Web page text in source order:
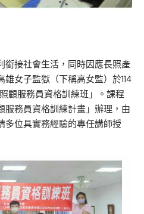
銜接社會生活，同時因應長照產
女子監獄（下稱高女監）於114
顧服務員資格訓練班」。課程
服務員資格訓練計畫」辦理，由
多位具實務經驗的專任講師授